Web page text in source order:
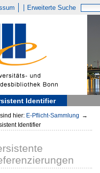
Erweiterte Suche
Identifier
hier: E-Pflicht-Sammlung →
Identifier